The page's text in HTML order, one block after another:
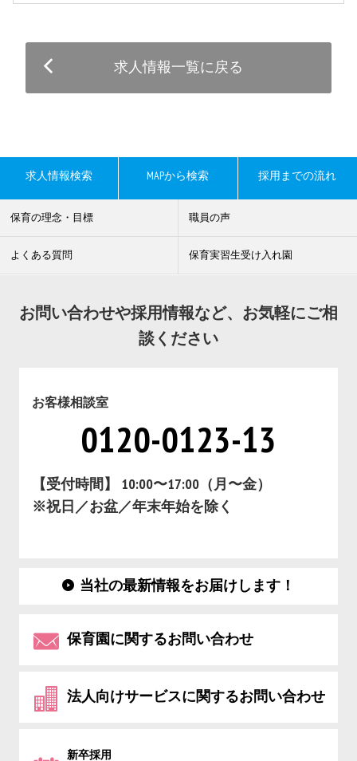
求人情報一覧に戻る
求人情報検索 MAPから検索 採用までの流れ
保育の理念・目標 職員の声
よくある質問 保育実習生受け入れ園
お問い合わせや採用情報など、お気軽にご相
談ください
お客様相談室
0120-0123-13
【受付時間】 10:00〜17:00（月〜金）
※祝日／お盆／年末年始を除く
当社の最新情報をお届けします！
保育園に関するお問い合わせ
法人向けサービスに関するお問い合わせ
新卒採用